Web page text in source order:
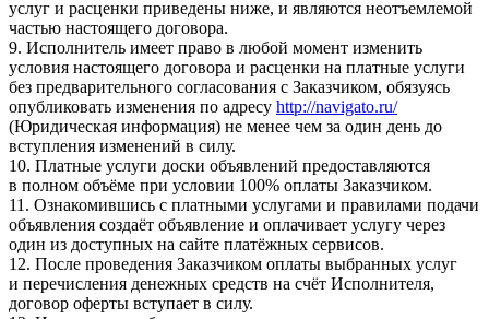
услуг и расценки приведены ниже, и являются неотъемлемой
частью настоящего договора.
9. Исполнитель имеет право в любой момент изменить
условия настоящего договора и расценки на платные услуги
без предварительного согласования с Заказчиком, обязуясь
опубликовать изменения по адресу http://navigato.ru/
(Юридическая информация) не менее чем за один день до
вступления изменений в силу.
10. Платные услуги доски объявлений предоставляются
в полном объёме при условии 100% оплаты Заказчиком.
11. Ознакомившись с платными услугами и правилами подачи
объявления создаёт объявление и оплачивает услугу через
один из доступных на сайте платёжных сервисов.
12. После проведения Заказчиком оплаты выбранных услуг
и перечисления денежных средств на счёт Исполнителя,
договор оферты вступает в силу.